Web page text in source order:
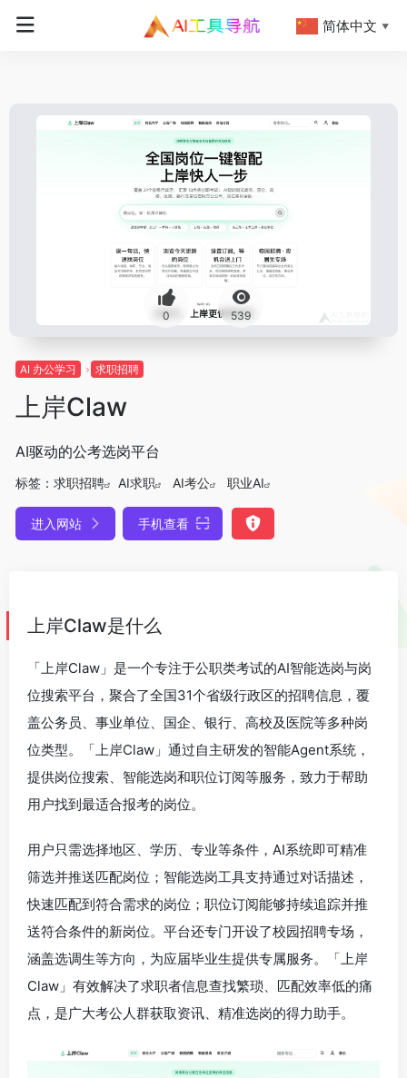
0 539
AI 办公学习 求职招聘
上岸Claw
AI驱动的公考选岗平台
标签： 求职招聘 AI求职 AI考公 职业AI
进入网站 手机查看
上岸Claw是什么
「上岸Claw」是一个专注于公职类考试的AI智能选岗与岗
位搜索平台，聚合了全国31个省级行政区的招聘信息，覆
盖公务员、事业单位、国企、银行、高校及医院等多种岗
位类型。「上岸Claw」通过自主研发的智能Agent系统，
提供岗位搜索、智能选岗和职位订阅等服务，致力于帮助
用户找到最适合报考的岗位。
用户只需选择地区、学历、专业等条件，AI系统即可精准
筛选并推送匹配岗位；智能选岗工具支持通过对话描述，
快速匹配到符合需求的岗位；职位订阅能够持续追踪并推
送符合条件的新岗位。平台还专门开设了校园招聘专场，
涵盖选调生等方向，为应届毕业生提供专属服务。「上岸
Claw」有效解决了求职者信息查找繁琐、匹配效率低的痛
点，是广大考公人群获取资讯、精准选岗的得力助手。
简体中文 ▼